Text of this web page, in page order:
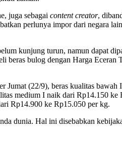
juga sebagai content creator,
perlunya impor dari negara
kunjung turun, namun dapat
beras bulog dengan Harga Eceran
Jumat (22/9), beras kualitas
medium I naik dari Rp14.150
Rp14.900 ke Rp15.050 per kg.
dunia. Hal ini disebabkan